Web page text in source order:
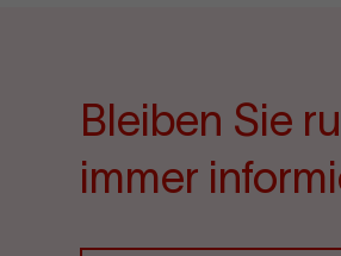
Bleiben Sie
immer